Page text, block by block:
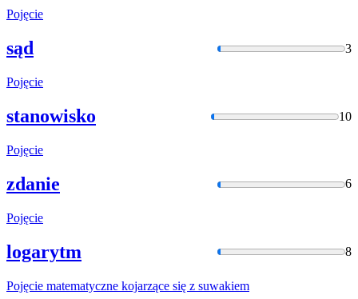
Pojęcie
sąd 3
Pojęcie
stanowisko 10
Pojęcie
zdanie 6
Pojęcie
logarytm 8
Pojęcie matematyczne kojarzące się z suwakiem